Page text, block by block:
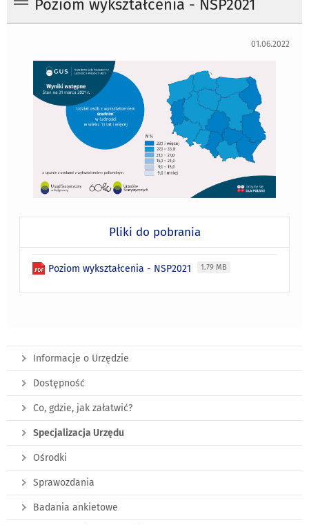
Poziom wykształcenia - NSP2021
01.06.2022
Pliki do pobrania
Poziom wykształcenia - NSP2021 1.79 MB
Informacje o Urzędzie
Dostępność
Co, gdzie, jak załatwić?
Specjalizacja Urzędu
Ośrodki
Sprawozdania
Badania ankietowe